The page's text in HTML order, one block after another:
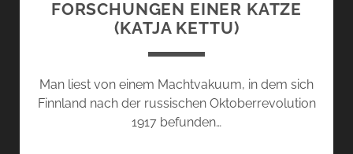
FORSCHUNGEN EINER KATZE
(KATJA KETTU)
Man liest von einem Machtvakuum, in dem sich
Finnland nach der russischen Oktoberrevolution
1917 befunden…